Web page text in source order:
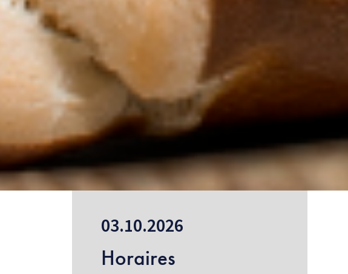
03.10.2026
Horaires